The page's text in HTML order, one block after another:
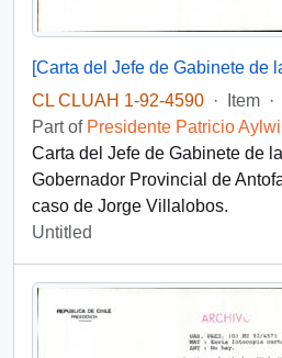
CL CLUAH 1-92-4590 · Item ·
Part of Presidente Patricio
Carta del Jefe de Gabinete de
Gobernador Provincial de
caso de Jorge Villalobos.
Untitled